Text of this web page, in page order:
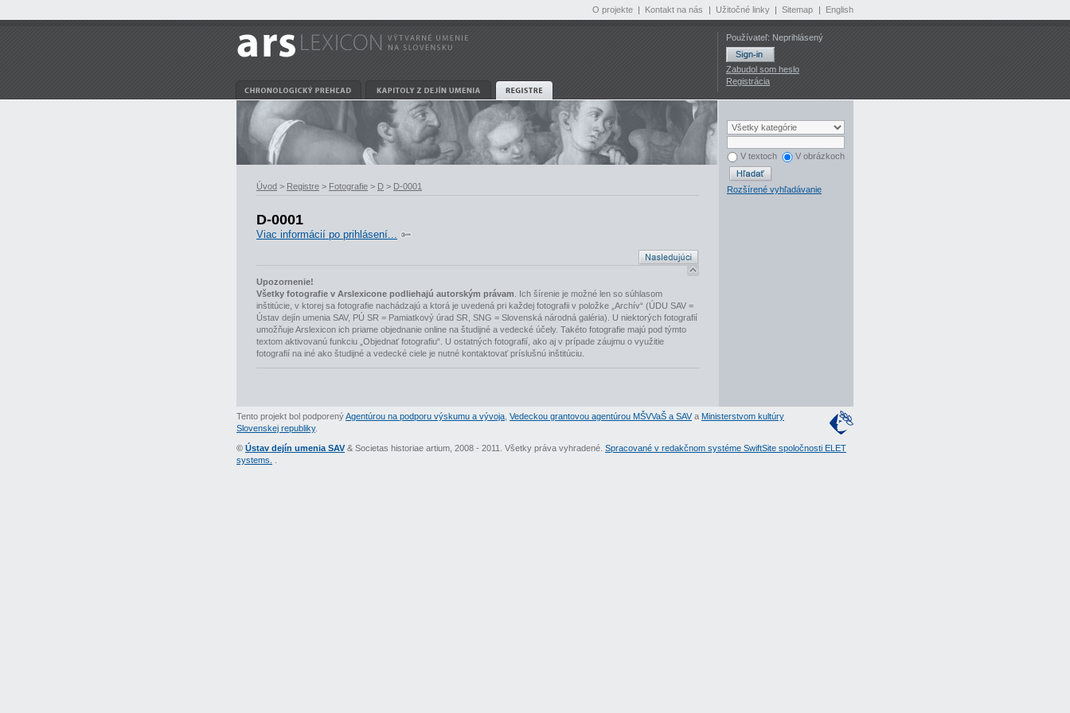
O projekte | Kontakt na nás | Užitočné linky | Sitemap | English
Používateľ: Neprihlásený
Zabudol som heslo
Registrácia
Úvod > Registre > Fotografie > D > D-0001
D-0001
Viac informácií po prihlásení...
Upozornenie!
Všetky fotografie v Arslexicone podliehajú autorským právam . Ich šírenie je možné len so súhlasom
inštitúcie, v ktorej sa fotografie nachádzajú a ktorá je uvedená pri každej fotografii v položke „Archív“ (ÚDU SAV =
Ústav dejín umenia SAV, PÚ SR = Pamiatkový úrad SR, SNG = Slovenská národná galéria). U niektorých fotografií
umožňuje Arslexicon ich priame objednanie online na študijné a vedecké účely. Takéto fotografie majú pod týmto
textom aktivovanú funkciu „Objednať fotografiu“. U ostatných fotografií, ako aj v prípade záujmu o využitie
fotografií na iné ako študijné a vedecké ciele je nutné kontaktovať príslušnú inštitúciu.
V textoch V obrázkoch
Rozšírené vyhľadávanie
Tento projekt bol podporenýAgentúrou na podporu výskumu a vývoja Vedeckou grantovou agentúrou MŠVVaŠ a SAVa Ministerstvom kultúry
Slovenskej republiky.
© Ústav dejín umenia SAV & Societas historiae artium, 2008 - 2011. Všetky práva vyhradené. Spracované v redakčnom systéme SwiftSite spoločnosti ELET
systems.